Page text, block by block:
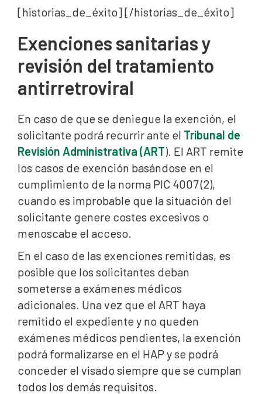
[historias_de_éxito] [/historias_de_éxito]
Exenciones sanitarias y
revisión del tratamiento
antirretroviral
En caso de que se deniegue la exención, el
solicitante podrá recurrir ante el Tribunal de
Revisión Administrativa (ART). El ART remite
los casos de exención basándose en el
cumplimiento de la norma PIC 4007 (2),
cuando es improbable que la situación del
solicitante genere costes excesivos o
menoscabe el acceso.
En el caso de las exenciones remitidas, es
posible que los solicitantes deban
someterse a exámenes médicos
adicionales. Una vez que el ART haya
remitido el expediente y no queden
exámenes médicos pendientes, la exención
podrá formalizarse en el HAP y se podrá
conceder el visado siempre que se cumplan
todos los demás requisitos.